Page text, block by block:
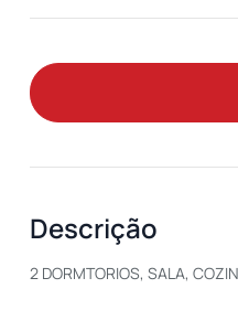
Descrição
2 DORMTORIOS, SALA,